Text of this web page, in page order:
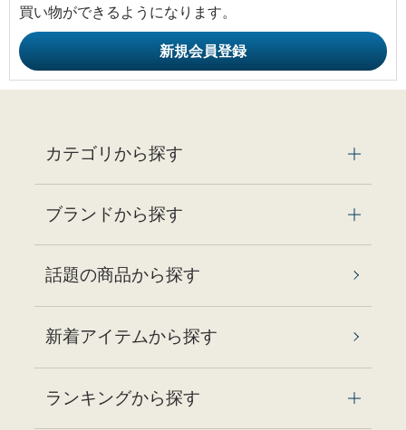
買い物ができるようになります。
カテゴリから探す
ブランドから探す
話題の商品から探す
新着アイテムから探す
ランキングから探す